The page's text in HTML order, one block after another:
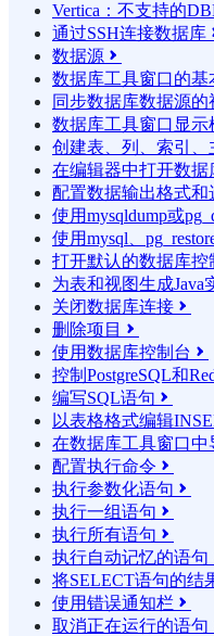
Vertica：不支持的
通过SSH连接数据库
数据源 
数据库工具窗口的基
同步数据库数据源的
数据库工具窗口显示
创建表、列、索引、
在编辑器中打开数
配置数据输出格式和
使用mysqldump或
使用mysql、
打开默认的数据库控
为表和视图生成Java
关闭数据库连接 
删除项目 
使用数据库控制台 
控制PostgreSQL和
编写SQL语句 
以表格格式编辑
在数据库工具窗口中
配置执行命令 
执行参数化语句 
执行一组语句 
执行所有语句 
执行自动记忆的语句
将SELECT语句的结
使用错误通知栏 
取消正在运行的语句